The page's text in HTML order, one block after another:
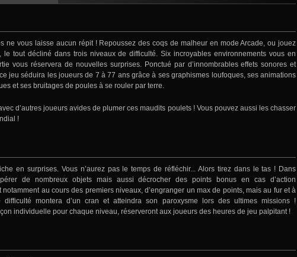
ne vous laisse aucun répit ! Repoussez des coqs de malheur en mode Arcade, ou jouez
tout décliné dans trois niveaux de difficulté. Six incroyables environnements vous en
vous réservera de nouvelles surprises. Ponctué par d’innombrables effets sonores et
jeu séduira les joueurs de 7 à 77 ans grâce à ses graphismes loufoques, ses animations
et ses bruitages de poules à se rouler par terre.
d’autres joueurs avides de plumer ces maudits poulets ! Vous pouvez aussi les chasser
!
en surprises. Vous n’aurez pas le temps de réfléchir... Alors tirez dans le tas ! Dans
de nombreux objets mais aussi décrocher des points bonus en cas d’action
au cours des premiers niveaux, d’engranger un max de points, mais au fur et à
montera d’un cran et atteindra son paroxysme lors des ultimes missions !
individuelle pour chaque niveau, réserveront aux joueurs des heures de jeu palpitant !